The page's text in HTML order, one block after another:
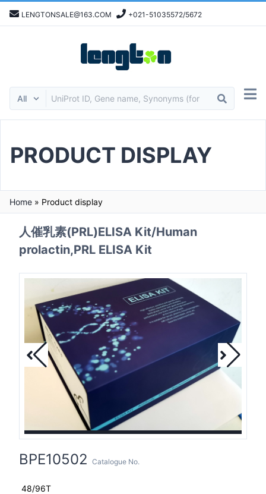
LENGTONSALE@163.COM +021-51035572/5672
PRODUCT DISPLAY
Home » Product display
人催乳素(PRL)ELISA Kit/Human
prolactin,PRL ELISA Kit
BPE10502 Catalogue No.
48/96T